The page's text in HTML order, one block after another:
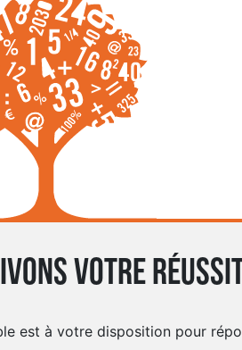
votre
est à votre disposition pour